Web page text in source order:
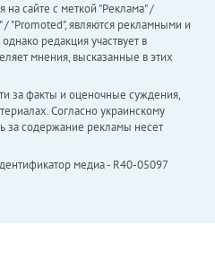
сайте с меткой "Реклама" /
"Promoted", являются рекламными и
редакция участвует в
мнения, высказанные в этих
за факты и оценочные суждения,
Согласно украинскому
за содержание рекламы несет
медиа - R40-05097